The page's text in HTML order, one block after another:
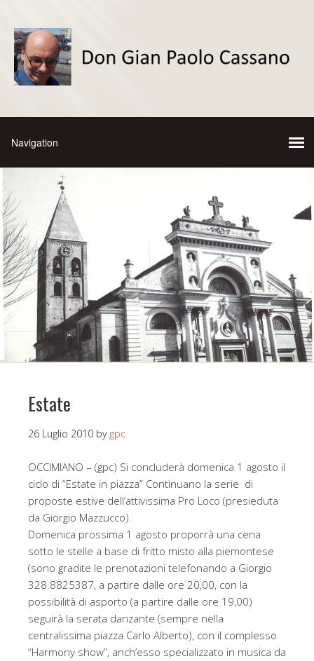
Estate
26 Luglio 2010 by gpc
OCCIMIANO – (gpc) Si concluderà domenica 1 agosto il
ciclo di “Estate in piazza” Continuano la serie di
proposte estive dell’attivissima Pro Loco (presieduta
da Giorgio Mazzucco).
Domenica prossima 1 agosto proporrà una cena
sotto le stelle a base di fritto misto alla piemontese
(sono gradite le prenotazioni telefonando a Giorgio
328.8825387, a partire dalle ore 20,00, con la
possibilità di asporto (a partire dalle ore 19,00)
seguirà la serata danzante (sempre nella
centralissima piazza Carlo Alberto), con il complesso
“Harmony show”, anch’esso specializzato in musica da